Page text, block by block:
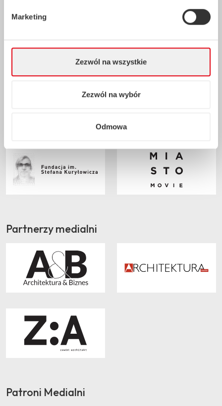
Marketing
Zezwól na wszystkie
Zezwól na wybór
Odmowa
Partnerzy Merytoryczni
Partnerzy medialni
Patroni Medialni